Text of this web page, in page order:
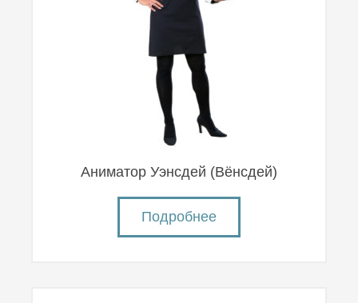
Аниматор Уэнсдей (Вëнсдей)
Подробнее